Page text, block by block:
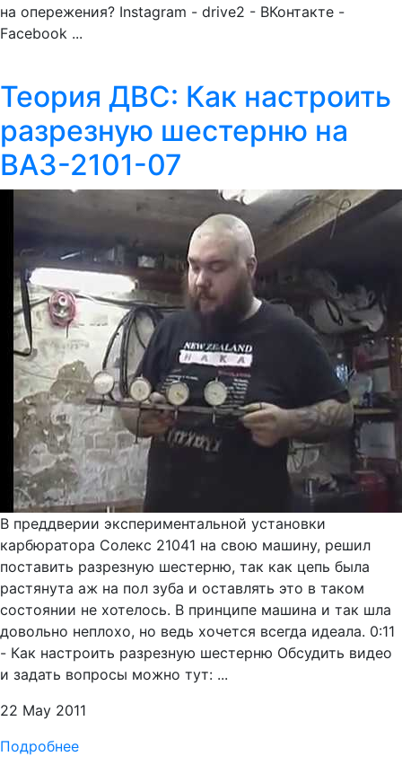
на опережения? Instagram - drive2 - ВКонтакте -
Facebook ...
Теория ДВС: Как настроить
разрезную шестерню на
ВАЗ-2101-07
В преддверии экспериментальной установки
карбюратора Солекс 21041 на свою машину, решил
поставить разрезную шестерню, так как цепь была
растянута аж на пол зуба и оставлять это в таком
состоянии не хотелось. В принципе машина и так шла
довольно неплохо, но ведь хочется всегда идеала. 0:11
- Как настроить разрезную шестерню Обсудить видео
и задать вопросы можно тут: ...
22 May 2011
Подробнее